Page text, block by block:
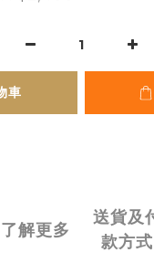
車
了解更多
送貨及
款方式